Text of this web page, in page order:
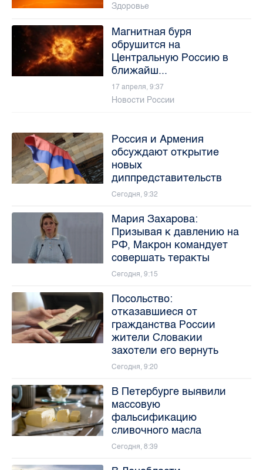
Здоровье
Магнитная буря
обрушится на
Центральную Россию в
ближайш...
17 апреля, 9:37
Новости России
Россия и Армения
обсуждают открытие
новых
диппредставительств
Сегодня, 9:32
Мария Захарова:
Призывая к давлению на
РФ, Макрон командует
совершать теракты
Сегодня, 9:15
Посольство:
отказавшиеся от
гражданства России
жители Словакии
захотели его вернуть
Сегодня, 9:20
В Петербурге выявили
массовую
фальсификацию
сливочного масла
Сегодня, 8:39